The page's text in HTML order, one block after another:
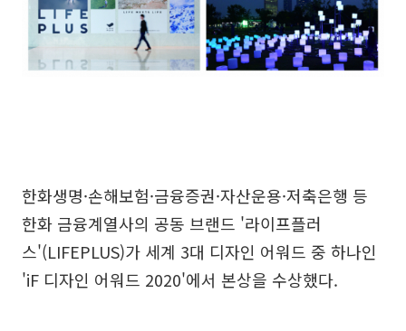
한화생명·손해보험·금융증권·자산운용·저축은행 등
한화 금융계열사의 공동 브랜드 '라이프플러
스'(LIFEPLUS)가 세계 3대 디자인 어워드 중 하나인
'iF 디자인 어워드 2020'에서 본상을 수상했다.